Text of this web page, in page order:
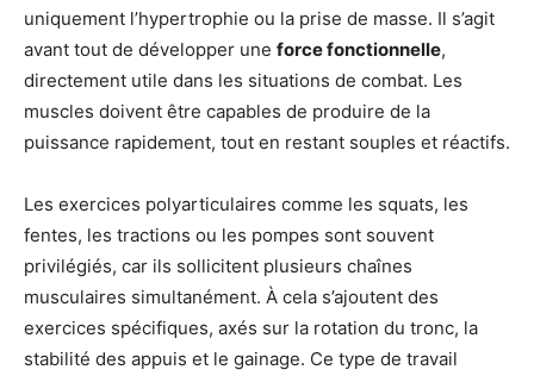
uniquement l’hypertrophie ou la prise de masse. Il s’agit
avant tout de développer une force fonctionnelle,
directement utile dans les situations de combat. Les
muscles doivent être capables de produire de la
puissance rapidement, tout en restant souples et réactifs.
Les exercices polyarticulaires comme les squats, les
fentes, les tractions ou les pompes sont souvent
privilégiés, car ils sollicitent plusieurs chaînes
musculaires simultanément. À cela s’ajoutent des
exercices spécifiques, axés sur la rotation du tronc, la
stabilité des appuis et le gainage. Ce type de travail